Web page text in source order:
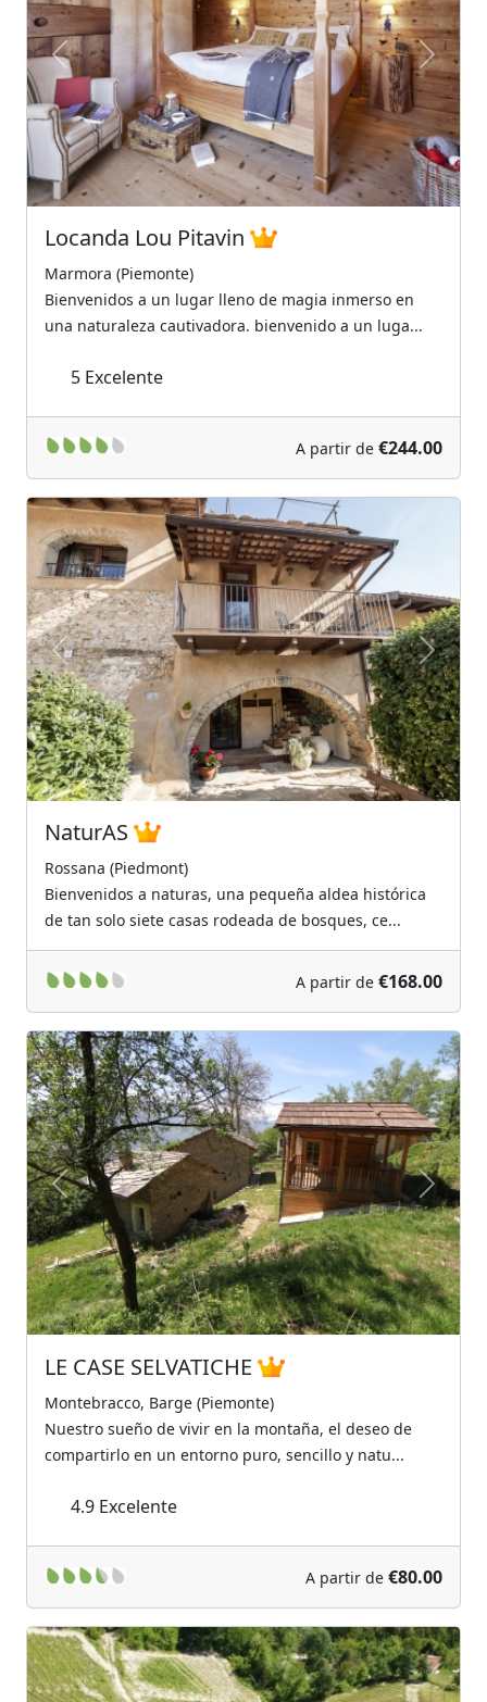
Previous Next
Locanda Lou Pitavin
Marmora (Piemonte)
Bienvenidos a un lugar lleno de magia inmerso en
una naturaleza cautivadora. bienvenido a un luga...
5 Excelente
A partir de €244.00
Previous Next
NaturAS
Rossana (Piedmont)
Bienvenidos a naturas, una pequeña aldea histórica
de tan solo siete casas rodeada de bosques, ce...
A partir de €168.00
Previous Next
LE CASE SELVATICHE
Montebracco, Barge (Piemonte)
Nuestro sueño de vivir en la montaña, el deseo de
compartirlo en un entorno puro, sencillo y natu...
4.9 Excelente
A partir de €80.00